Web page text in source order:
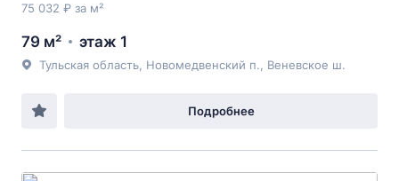
75 032 ₽ за м²
79 м² этаж 1
Тульская область, Новомедвенский п., Веневское ш.
Подробнее